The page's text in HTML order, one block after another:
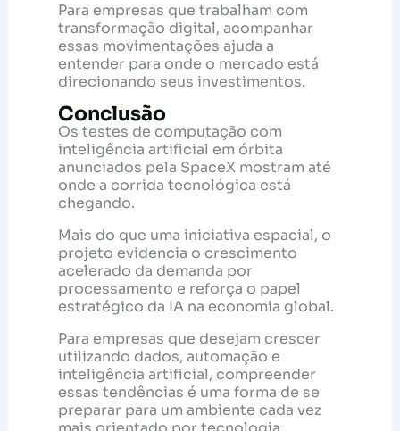
Para empresas que trabalham com
transformação digital, acompanhar
essas movimentações ajuda a
entender para onde o mercado está
direcionando seus investimentos.
Conclusão
Os testes de computação com
inteligência artificial em órbita
anunciados pela SpaceX mostram até
onde a corrida tecnológica está
chegando.
Mais do que uma iniciativa espacial, o
projeto evidencia o crescimento
acelerado da demanda por
processamento e reforça o papel
estratégico da IA na economia global.
Para empresas que desejam crescer
utilizando dados, automação e
inteligência artificial, compreender
essas tendências é uma forma de se
preparar para um ambiente cada vez